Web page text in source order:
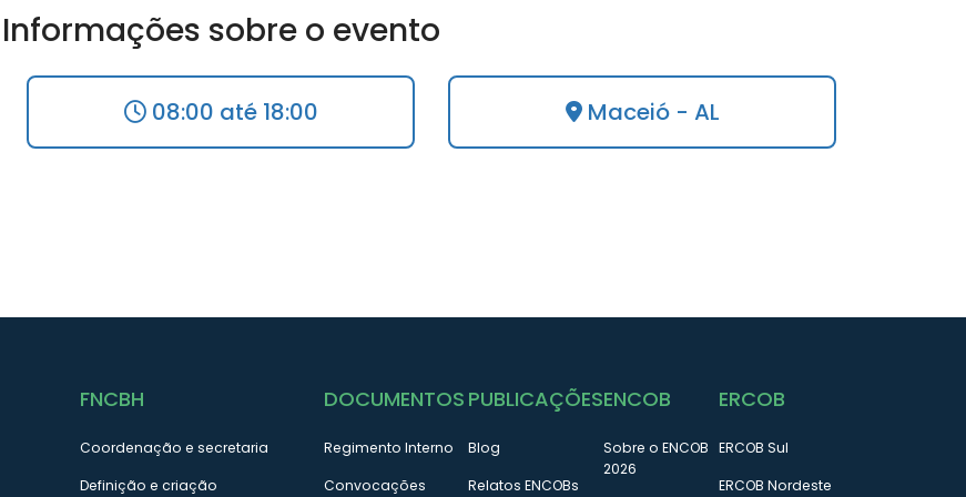
do Encontro Nacional dos
merecerá todo o nosso
dos comitês de
hídricos ocupa lugar
para o êxito de nossa
Informações sobre o evento
08:00 até 18:00 Maceió - AL
FNCBH
Coordenação e secretaria
Definição e criação
DOCUMENTOS
Regimento Interno
Convocações
PUBLICAÇÕES
Blog
Relatos ENCOBs
ENCOB
Sobre o ENCOB
2026
ERCOB
ERCOB Sul
ERCOB Nordeste